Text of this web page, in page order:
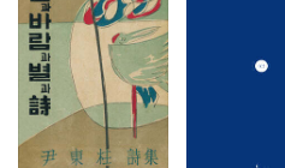
안도현, 백석, 허수경을 시작으로 한국
문으로도 번역하여 출간하고 있다. 영
도 판매되며 한국시에 관심을 갖는 해
다.